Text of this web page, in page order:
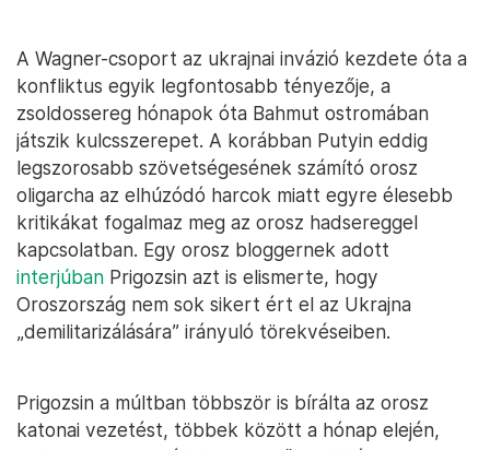
A Wagner-csoport az ukrajnai invázió kezdete óta a
konfliktus egyik legfontosabb tényezője, a
zsoldossereg hónapok óta Bahmut ostromában
játszik kulcsszerepet. A korábban Putyin eddig
legszorosabb szövetségesének számító orosz
oligarcha az elhúzódó harcok miatt egyre élesebb
kritikákat fogalmaz meg az orosz hadsereggel
kapcsolatban. Egy orosz bloggernek adott
interjúban Prigozsin azt is elismerte, hogy
Oroszország nem sok sikert ért el az Ukrajna
„demilitarizálására” irányuló törekvéseiben.
Prigozsin a múltban többször is bírálta az orosz
katonai vezetést, többek között a hónap elején,